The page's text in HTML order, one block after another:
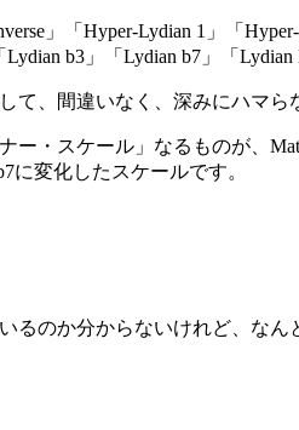
」「Hyper-Lydian 1」「
b3」「Lydian b7」「
て、間違いなく、深みにハマら
ー・スケール」なるものが、
に変化したスケールです。
るのか分からないけれど、な